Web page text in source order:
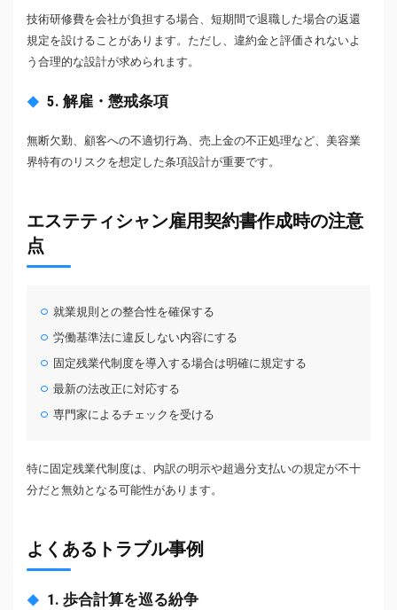
技術研修費を会社が負担する場合、短期間で退職した場合の返還
規定を設けることがあります。ただし、違約金と評価されないよ
う合理的な設計が求められます。
5. 解雇・懲戒条項
無断欠勤、顧客への不適切行為、売上金の不正処理など、美容業
界特有のリスクを想定した条項設計が重要です。
エステティシャン雇用契約書作成時の注意
点
就業規則との整合性を確保する
労働基準法に違反しない内容にする
固定残業代制度を導入する場合は明確に規定する
最新の法改正に対応する
専門家によるチェックを受ける
特に固定残業代制度は、内訳の明示や超過分支払いの規定が不十
分だと無効となる可能性があります。
よくあるトラブル事例
1. 歩合計算を巡る紛争